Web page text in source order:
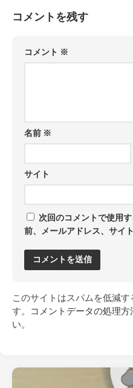
コメントを残す
コメント ※
名前 ※
サイト
次回のコメントで使用
前、メールアドレス、サイ
このサイトはスパムを低減
す。
コメントデータの処理
い。